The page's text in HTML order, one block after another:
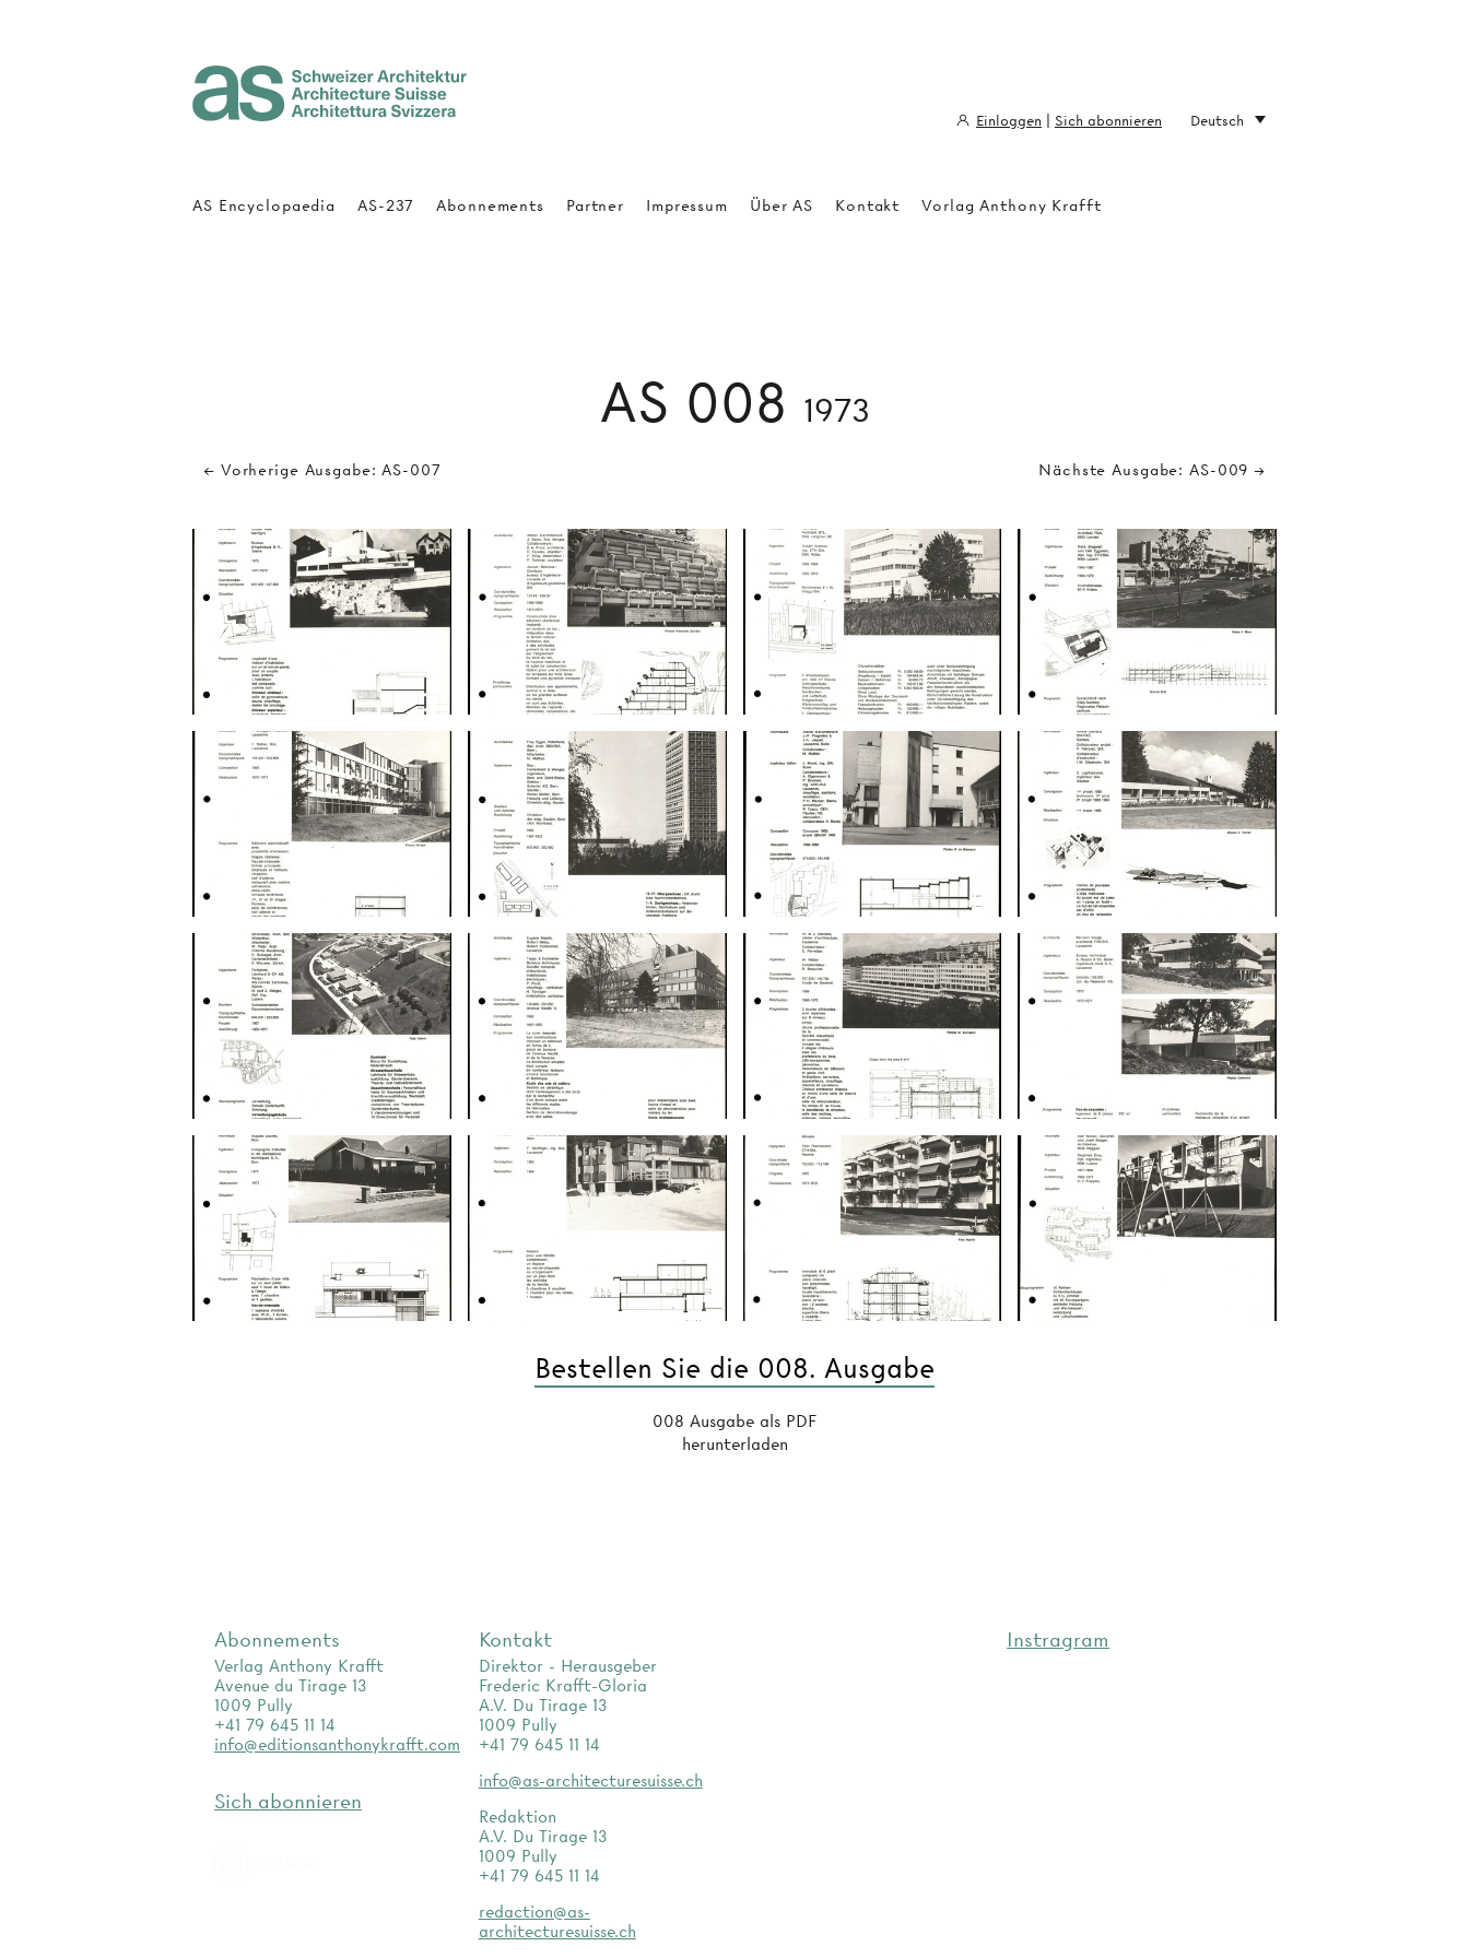
AS 008 1973
← Vorherige Ausgabe: AS-007 Nächste Ausgabe: AS-009 →
Bestellen Sie die 008. Ausgabe
008 Ausgabe als PDF
herunterladen
AS Encyclopaedia AS-237 Abonnements Partner Impressum Über AS Kontakt Vorlag Anthony Krafft
Einloggen Sich abonnieren Deutsch
Abonnements
Verlag Anthony Krafft
Avenue du Tirage 13
1009 Pully
+41 79 645 11 14
info@editionsanthonykrafft.com
Sich abonnieren
Kontakt
Direktor - Herausgeber
Frederic Krafft-Gloria
A.V. Du Tirage 13
1009 Pully
+41 79 645 11 14
info@as-architecturesuisse.ch
Redaktion
A.V. Du Tirage 13
1009 Pully
+41 79 645 11 14
redaction@as-
architecturesuisse.ch
Instragram